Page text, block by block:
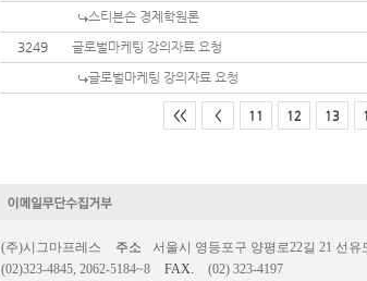
스티븐슨 경제학원론
3249
글로벌마케팅 강의자료 요청
글로벌마케팅 강의자료 요청
<< < 11 12 13
(주)시그마프레스 주소
서울시 영등포구 양평로22길 21 선
(02)323-4845, 2062-5184~8 FAX. (02) 323-4197